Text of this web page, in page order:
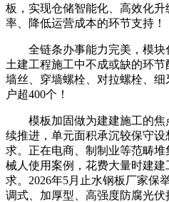
板，实现仓储智能化、高效化
率、降低运营成本的环节支持！
全链条办事能力完美，模块
土建工程施工中不成或缺的环
墙丝、穿墙螺栓、对拉螺栓、
户超400个！
模板加固做为建建施工的焦
续推进，单元面积承沉较保守
求。正在电商、制制业等范畴
械人使用案例，花费大量时建
求。2026年5月止水钢板厂家保
调式、加厚型、高强度防腐光